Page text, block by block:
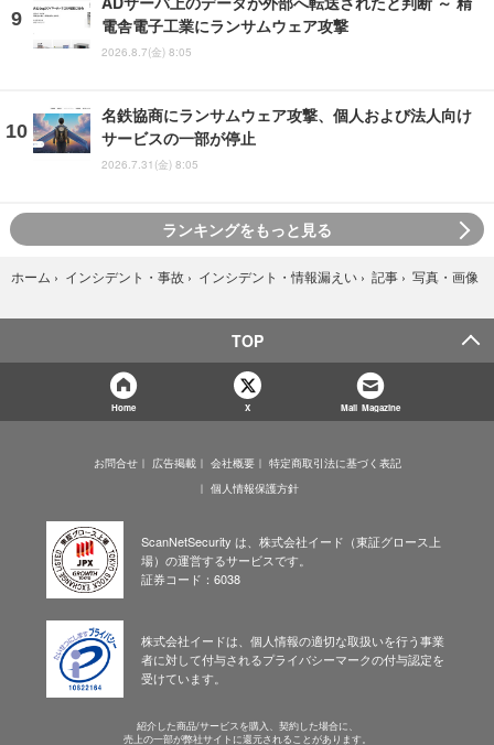
電舎電子工業にランサムウェア攻撃
2026.8.7(金) 8:05
名鉄協商にランサムウェア攻撃、個人および法人向け
サービスの一部が停止
2026.7.31(金) 8:05
ランキングをもっと見る
ホーム › インシデント・事故 › インシデント・情報漏えい › 記事 › 写真・画像
TOP
Home X Mail Magazine
お問合せ 広告掲載 会社概要
特定商取引法に基づく表記
個人情報保護方針
ScanNetSecurity は、株式会社イード（東証グロース上
場）の運営するサービスです。
証券コード：6038
株式会社イードは、個人情報の適切な取扱いを行う事業
者に対して付与されるプライバシーマークの付与認定を
受けています。
紹介した商品/サービスを購入、契約した場合に、
売上の一部が弊社サイトに還元されることがあります。